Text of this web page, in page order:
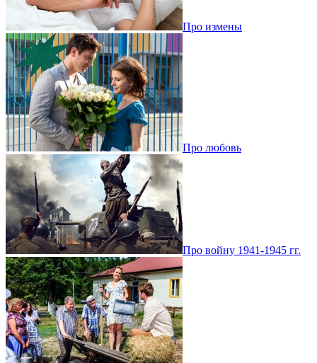
Про измены
Про любовь
Про войну 1941-1945 гг.